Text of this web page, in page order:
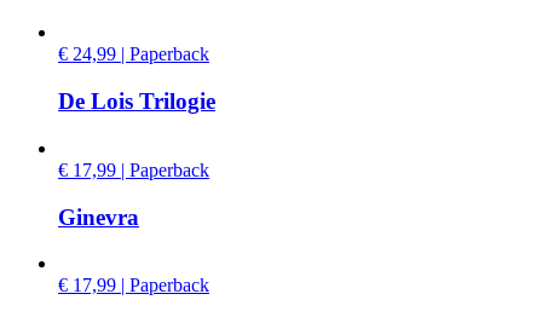
€ 24,99 | Paperback
De Lois Trilogie
€ 17,99 | Paperback
Ginevra
€ 17,99 | Paperback